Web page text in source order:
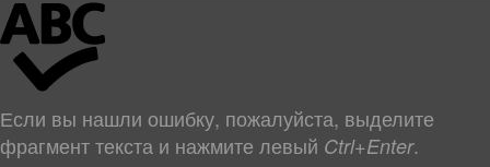
Если вы нашли ошибку, пожалуйста, выделите
фрагмент текста и нажмите левый Ctrl+Enter.